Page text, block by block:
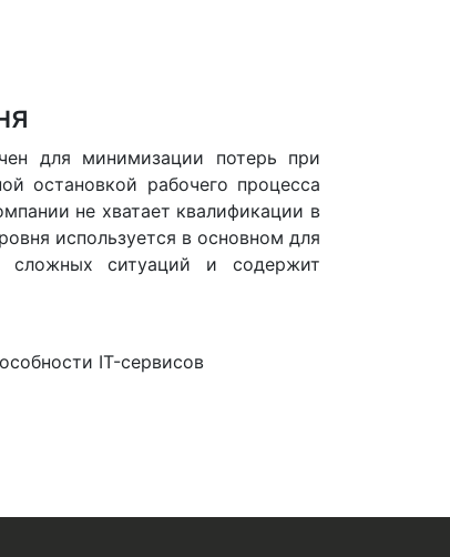
для минимизации потерь при
остановкой рабочего процесса
не хватает квалификации в
используется в основном для
сложных ситуаций и содержит
IT-сервисов